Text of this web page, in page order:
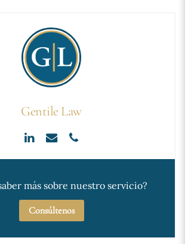
Gentile Law
más sobre nuestro servicio?
Consúltenos